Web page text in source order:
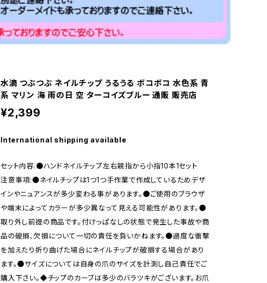
水滴 つぶつぶ ネイルチップ うるうる ボコボコ 水色系 青
系 マリン 海 雨の日 空 ターコイズブルー 通販 販売店
¥2,399
International shipping available
セット内容:●ハンドネイルチップ左右親指から小指10本1セット
注意事項:●ネイルチップは1つ1つ手作業で作成しているためデザ
インやニュアンスが多少変わる事があります。●ご使用のブラウザ
や端末によってカラーが多少異なって見える可能性があります。●
取り外し前提の商品です。付けっぱなしの状態で発生した事故や商
品の破損、欠損について一切の責任を負いかねます。●過度な衝撃
を加えたり折り曲げた場合にネイルチップが破損する場合があり
ます。●サイズについては自身の爪のサイズを計測し自己責任でご
購入下さい。◆チップのカーブは多少のバラツキがございます。お爪